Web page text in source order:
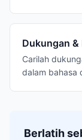
Dukungan &
Carilah
dalam bahasa
Berlatih